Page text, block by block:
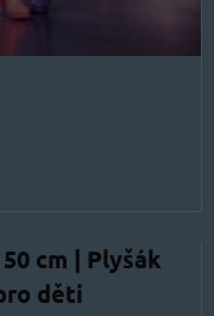
cm | Plyšák
děti